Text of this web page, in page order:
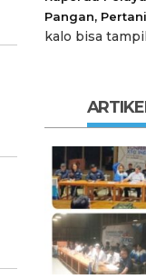
Pangan,
kalo bisa